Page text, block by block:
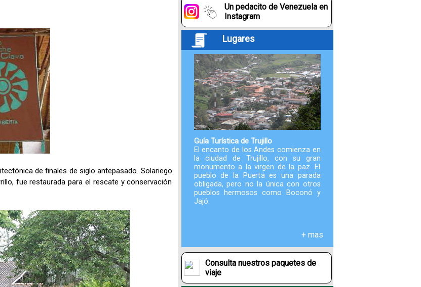
de finales de siglo antepasado. Solariego
fue restaurada para el rescate y conservación
Un pedacito de Venezuela en
Instagram
Lugares
Guía Turística de Trujillo
El encanto de los Andes comienza en
la ciudad de Trujillo, con su gran
monumento a la virgen de la paz. El
pueblo de la Puerta es una parada
obligada, pero no la única con otros
pueblos hermosos como Boconó y
Jajó.
+ mas
Consulta nuestros paquetes de
viaje